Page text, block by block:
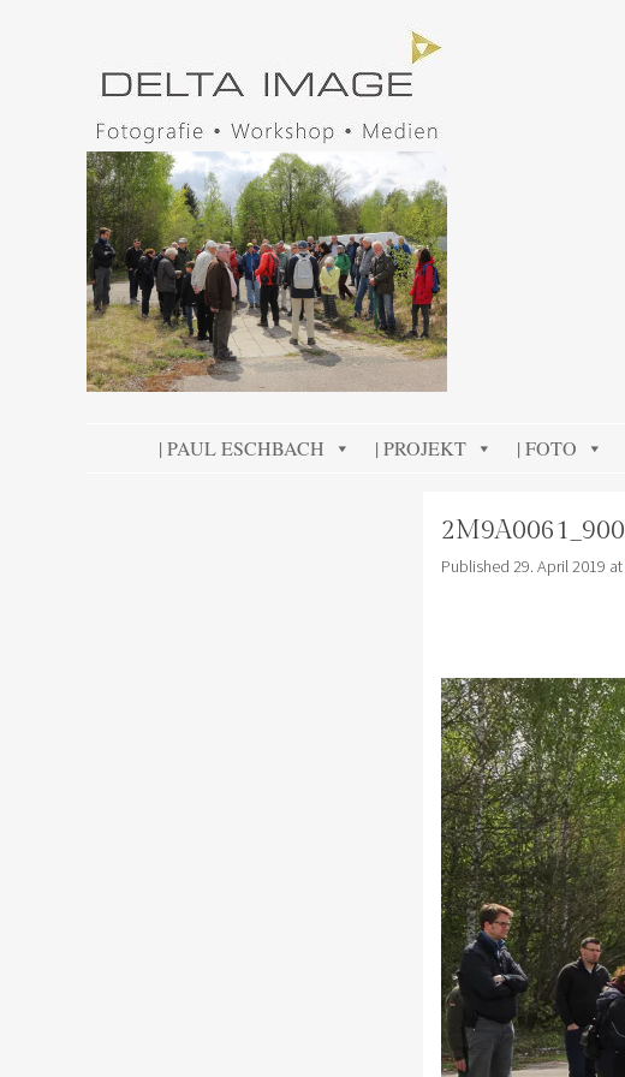
SKIP TO CONTENT
| PAUL ESCHBACH | PROJEKT | FOTO
2M9A0061_900
Published 29. April 2019 at